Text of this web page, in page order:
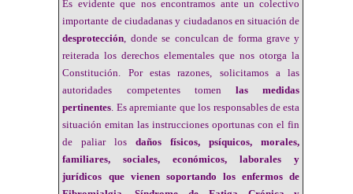
Es evidente que nos encontramos ante un colectivo
importante de ciudadanas y ciudadanos en situación de
desprotección, donde se conculcan de forma grave y
reiterada los derechos elementales que nos otorga la
Constitución. Por estas razones, solicitamos a las
autoridades competentes tomenlas medidas
pertinentes. Es apremiante que los responsables de esta
situación emitan las instrucciones oportunas con el fin
de paliar losdaños físicos, psíquicos, morales,
familiares, sociales, económicos, laborales y
jurídicos que vienen soportando los enfermos de